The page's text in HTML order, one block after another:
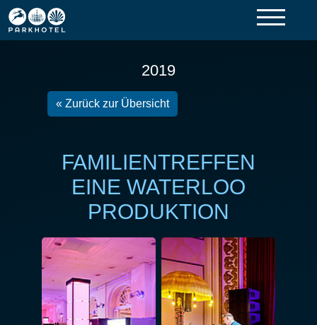
2019
« Zurück zur Übersicht
FAMILIENTREFFEN
EINE WATERLOO
PRODUKTION